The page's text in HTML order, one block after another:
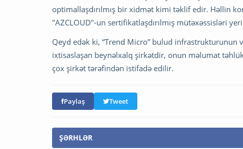
optimallaşdırılmış bir xidmət kimi təklif edir. Həllin
"AZCLOUD"-un sertifikatlaşdırılmış mütəxəssisləri
Qeyd edək ki, “Trend Micro” bulud
ixtisaslaşan beynəlxalq şirkətdir, onun məlumat
çox şirkət tərəfindən istifadə edilir.
Paylaş Tweet
ŞƏRHLƏR